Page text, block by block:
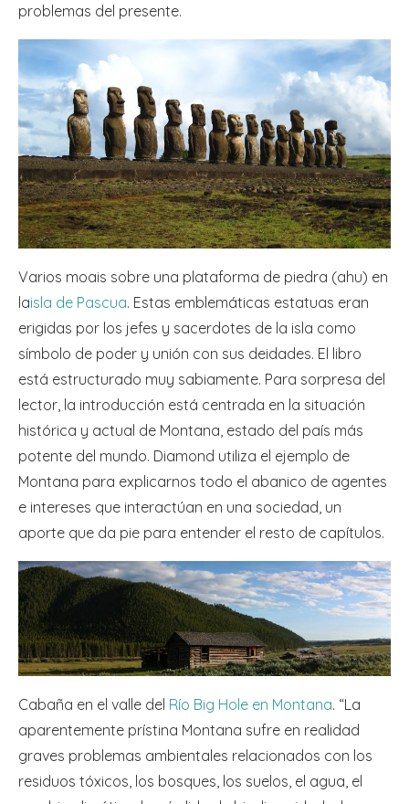
problemas del presente.
Varios moais sobre una plataforma de piedra (ahu) en
laisla de Pascua. Estas emblemáticas estatuas eran
erigidas por los jefes y sacerdotes de la isla como
símbolo de poder y unión con sus deidades. El libro
está estructurado muy sabiamente. Para sorpresa del
lector, la introducción está centrada en la situación
histórica y actual de Montana, estado del país más
potente del mundo. Diamond utiliza el ejemplo de
Montana para explicarnos todo el abanico de agentes
e intereses que interactúan en una sociedad, un
aporte que da pie para entender el resto de capítulos.
Cabaña en el valle del Río Big Hole en Montana. “La
aparentemente prístina Montana sufre en realidad
graves problemas ambientales relacionados con los
residuos tóxicos, los bosques, los suelos, el agua, el